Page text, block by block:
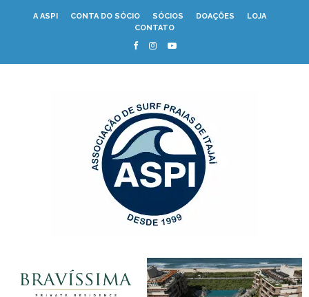
A ASPI CONTA DO SÓCIO SÓCIOS DOAÇÕES
LOJA
CONTATO